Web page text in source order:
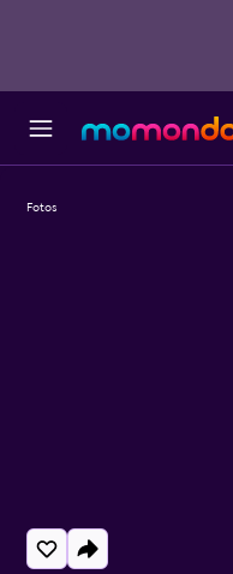
Fotos